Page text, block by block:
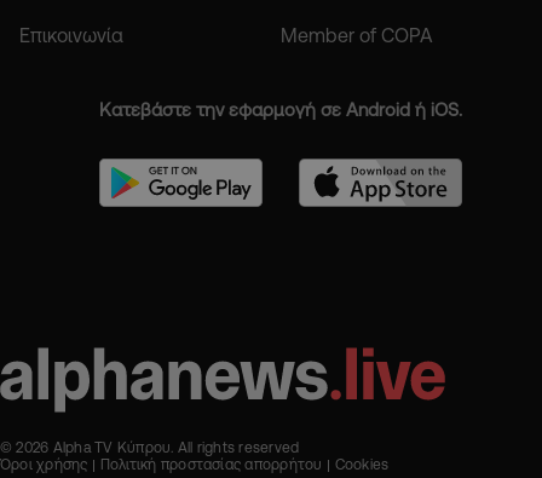
Επικοινωνία Member of COPA
Κατεβάστε την εφαρμογή σε Android ή iOS.
© 2026 Alpha TV Κύπρου. All rights reserved
Όροι χρήσης
Πολιτική προστασίας απορρήτου Cookies